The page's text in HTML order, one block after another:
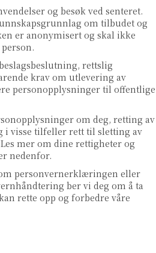
og besøk ved senteret.
om tilbudet og
er anonymisert og skal ikke
rettslig
krav om utlevering av
personopplysninger til offentlige
om deg, retting av
i visse tilfeller rett til sletting av
mer om dine rettigheter og
nedenfor.
personvernerklæringen eller
ber vi deg om å ta
rette opp og forbedre våre